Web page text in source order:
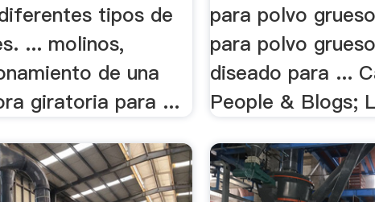
tipos de
... molinos,
de una
giratoria para ...
para polvo
para polvo
diseado para ...
People & Blogs;